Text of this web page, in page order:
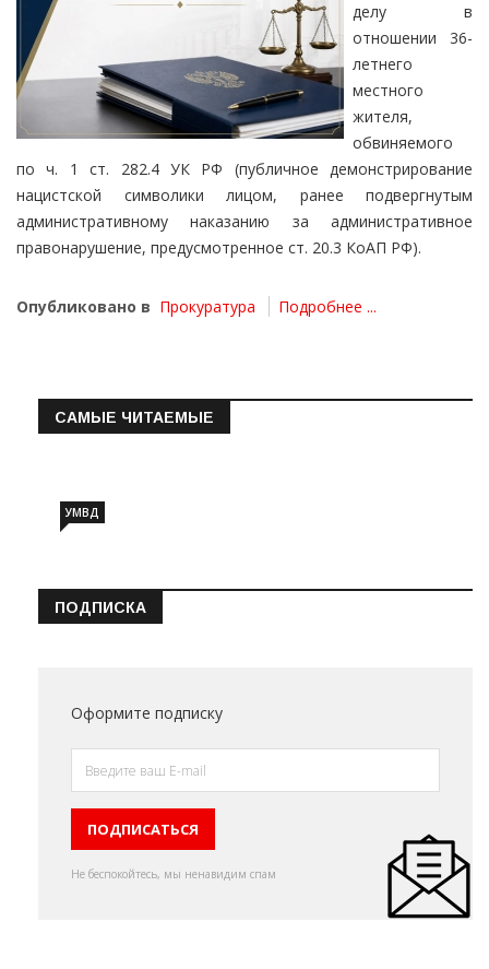
делу в
отношении 36-
летнего
местного
жителя,
обвиняемого
по ч. 1 ст. 282.4 УК РФ (публичное демонстрирование
нацистской символики лицом, ранее подвергнутым
административному наказанию за административное
правонарушение, предусмотренное ст. 20.3 КоАП РФ).
Опубликовано в Прокуратура Подробнее ...
САМЫЕ ЧИТАЕМЫЕ
УМВД
ПОДПИСКА
Оформите подписку
Не беспокойтесь, мы ненавидим спам